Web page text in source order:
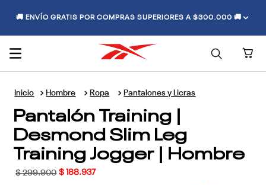
🚚 ENVÍO GRATIS POR COMPRAS SUPERIORES A $300.000 🚚
Hombre Ropa Pantalones y Licras
Pantalón Training |
Desmond Slim Leg
Training Jogger | Hombre
$ 299.900 $ 188.937